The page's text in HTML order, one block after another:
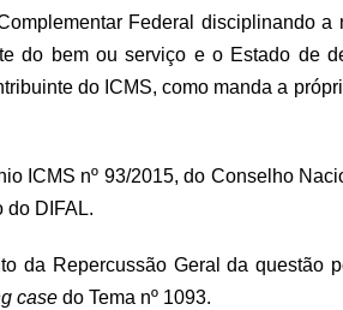
Federal disciplinando
do bem ou serviço e o Estado de
do ICMS, como manda a
ICMS nº 93/2015, do Conselho
do DIFAL.
da Repercussão Geral da questão
case do Tema nº 1093.